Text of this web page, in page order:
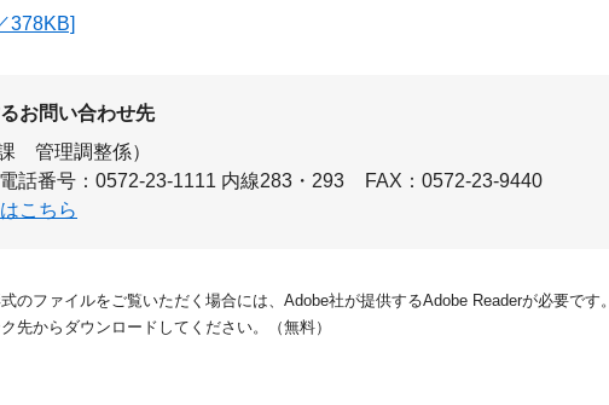
378KB]
お問い合わせ先
課 管理調整係）
電話番号：0572-23-1111 内線283・293
FAX：0572-23-9440
こちら
のファイルをご覧いただく場合には、Adobe社が提供するAdobe Readerが必要です。
先からダウンロードしてください。（無料）